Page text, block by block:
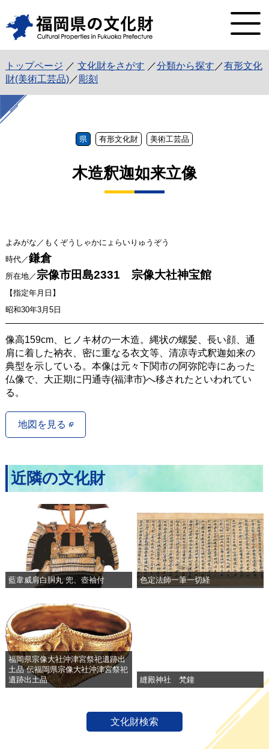
トップページ ／ 文化財をさがす ／分類から探す ／有形文化
財(美術工芸品)／彫刻
県 有形文化財 美術工芸品
木造釈迦如来立像
よみがな／もくぞうしゃかにょらいりゅうぞう
時代／鎌倉
所在地／ 宗像市田島2331 宗像大社神宝館
【指定年月日】
昭和30年3月5日
像高159cm、ヒノキ材の一木造。縄状の螺髪、長い顔、通
肩に着した衲衣、密に重なる衣文等、清凉寺式釈迦如来の
典型を示している。本像は元々下関市の阿弥陀寺にあった
仏像で、大正期に円通寺(福津市)へ移されたといわれてい
る。
地図を見る
近隣の文化財
藍韋威肩白胴丸 兜、壺袖付 色定法師一筆一切経
福岡県宗像大社沖津宮祭祀遺跡出
土品 伝福岡県宗像大社沖津宮祭祀
遺跡出土品
縫殿神社 梵鐘
文化財検索